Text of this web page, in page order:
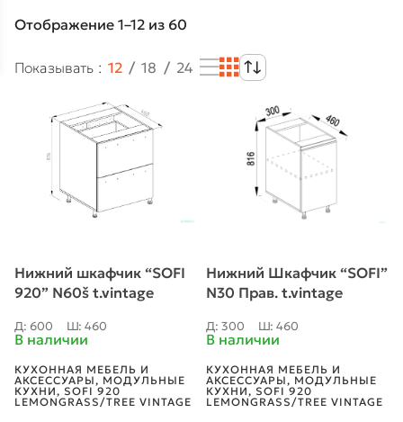
Отображение 1–12 из 60
Показывать 12 18 24
Нижний шкафчик “SOFI
920” N60š t.vintage
Д: 600 Ш: 460
В наличии
КУХОННАЯ МЕБЕЛЬ И
АКСЕССУАРЫ, МОДУЛЬНЫЕ
КУХНИ, SOFI 920
LEMONGRASS/TREE VINTAGE
Нижний Шкафчик “SOFI”
N30 Прав. t.vintage
Д: 300 Ш: 460
В наличии
КУХОННАЯ МЕБЕЛЬ И
АКСЕССУАРЫ, МОДУЛЬНЫЕ
КУХНИ, SOFI 920
LEMONGRASS/TREE VINTAGE